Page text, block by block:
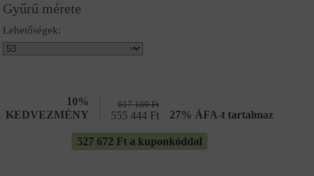
Gyűrű mérete
Lehetőségek:
10%
KEDVEZMÉNY
617 160Ft
555 444 Ft 27% ÁFA-t tartalmaz
527 672 Ft a kuponkóddal